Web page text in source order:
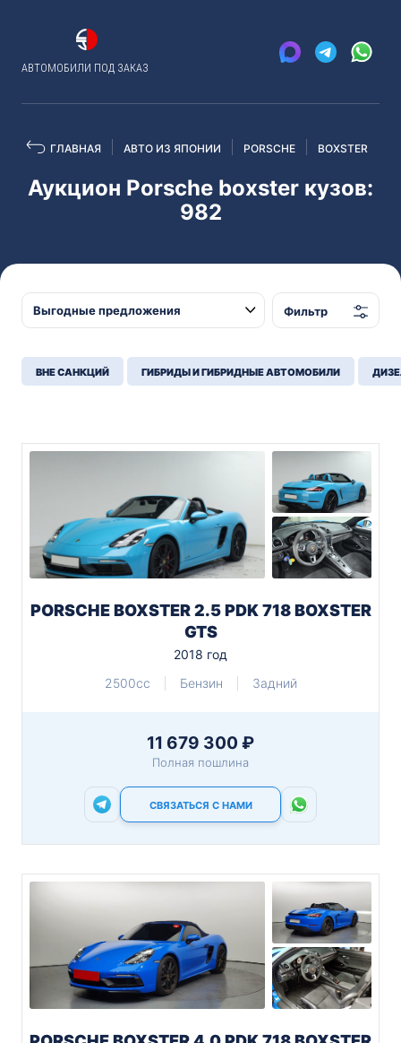
АВТОМОБИЛИ ПОД ЗАКАЗ
ГЛАВНАЯ АВТО ИЗ ЯПОНИИ PORSCHE BOXSTER
Аукцион Porsche boxster кузов:
982
Фильтр
ВНЕ САНКЦИЙ ГИБРИДЫ И ГИБРИДНЫЕ АВТОМОБИЛИ
PORSCHE BOXSTER 2.5 PDK 718 BOXSTER
GTS
2018 год
2500cc
Бензин Задний
11 679 300 ₽
Полная пошлина
СВЯЗАТЬСЯ С НАМИ